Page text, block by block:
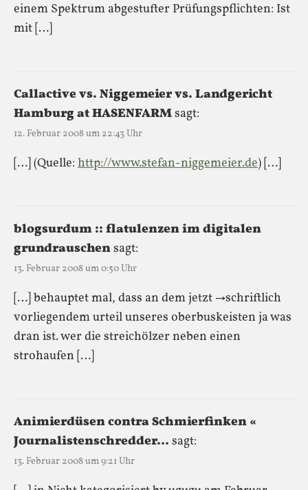
einem Spektrum abgestufter Prüfungspflichten: Ist
mit […]
Callactive vs. Niggemeier vs. Landgericht
Hamburg at HASENFARMsagt:
12. Februar 2008 um 22:43 Uhr
[…] (Quelle: http://www.stefan-niggemeier.de) […]
blogsurdum :: flatulenzen im digitalen
grundrauschensagt:
13. Februar 2008 um 0:50 Uhr
[…] behauptet mal, dass an dem jetzt →schriftlich
vorliegendem urteil unseres oberbuskeisten ja was
dran ist. wer die streichölzer neben einen
strohaufen […]
Animierdüsen contra Schmierfinken «
Journalistenschredder… sagt:
13. Februar 2008 um 9:21 Uhr